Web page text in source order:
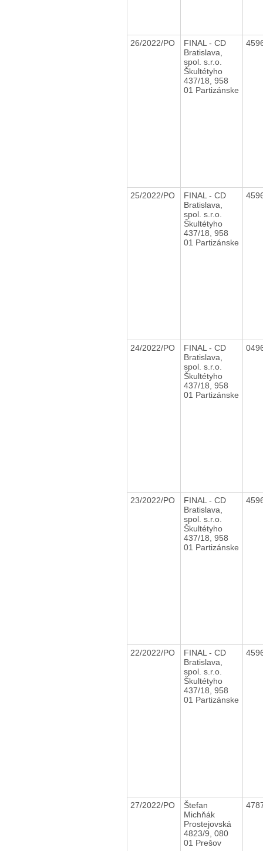
26/2022/PO
FINAL - CD
Bratislava,
spol. s.r.o.
Škultétyho
437/18, 958
01 Partizánske
25/2022/PO
FINAL - CD
Bratislava,
spol. s.r.o.
Škultétyho
437/18, 958
01 Partizánske
24/2022/PO
FINAL - CD
Bratislava,
spol. s.r.o.
Škultétyho
437/18, 958
01 Partizánske
23/2022/PO
FINAL - CD
Bratislava,
spol. s.r.o.
Škultétyho
437/18, 958
01 Partizánske
22/2022/PO
FINAL - CD
Bratislava,
spol. s.r.o.
Škultétyho
437/18, 958
01 Partizánske
27/2022/PO
Štefan
Michňák
Prostejovská
4823/9, 080
01 Prešov